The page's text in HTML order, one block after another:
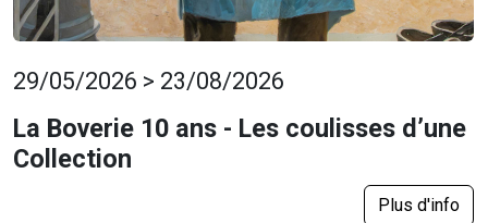
29/05/2026 > 23/08/2026
La Boverie 10 ans - Les coulisses d’une
Collection
Plus d'info